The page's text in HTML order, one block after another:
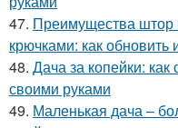
47. Преимущества штор
крючками: как обновить
48. Дача за копейки: как
своими руками
49. Маленькая дача –